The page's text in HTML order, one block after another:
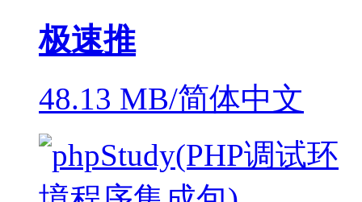
极速推
48.13 MB/简体中文